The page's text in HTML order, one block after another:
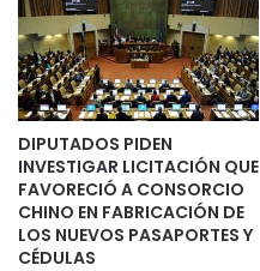
DIPUTADOS PIDEN
INVESTIGAR LICITACIÓN QUE
FAVORECIÓ A CONSORCIO
CHINO EN FABRICACIÓN DE
LOS NUEVOS PASAPORTES Y
CÉDULAS